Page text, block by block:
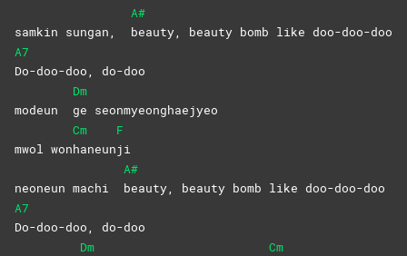
samkin sungan,
A#
beauty, beauty bomb like doo-doo-doo
A7
Do-doo-doo, do-doo
modeun
Dm
ge seonmyeonghaejyeo
mwol won
Cm
haneun
F
ji
neoneun machi
A#
beauty, beauty bomb like doo-doo-doo
A7
Do-doo-doo, do-doo
Dm
Cm